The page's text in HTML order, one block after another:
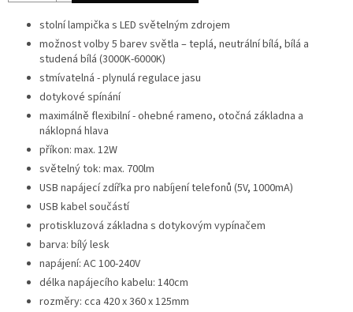
stolní lampička s LED světelným zdrojem
možnost volby 5 barev světla – teplá, neutrální bílá, bílá a
studená bílá (3000K-6000K)
stmívatelná - plynulá regulace jasu
dotykové spínání
maximálně flexibilní - ohebné rameno, otočná základna a
náklopná hlava
příkon: max. 12W
světelný tok: max. 700lm
USB napájecí zdířka pro nabíjení telefonů (5V, 1000mA)
USB kabel součástí
protiskluzová základna s dotykovým vypínačem
barva: bílý lesk
napájení: AC 100-240V
délka napájecího kabelu: 140cm
rozměry: cca 420 x 360 x 125mm